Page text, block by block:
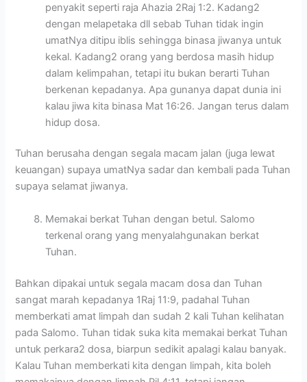
penyakit seperti raja Ahazia 2Raj 1:2. Kadang2
dengan melapetaka dll sebab Tuhan tidak ingin
umatNya ditipu iblis sehingga binasa jiwanya untuk
kekal. Kadang2 orang yang berdosa masih hidup
dalam kelimpahan, tetapi itu bukan berarti Tuhan
berkenan kepadanya. Apa gunanya dapat dunia ini
kalau jiwa kita binasa Mat 16:26. Jangan terus dalam
hidup dosa.
Tuhan berusaha dengan segala macam jalan (juga lewat
keuangan) supaya umatNya sadar dan kembali pada Tuhan
supaya selamat jiwanya.
Memakai berkat Tuhan dengan betul. Salomo
terkenal orang yang menyalahgunakan berkat
Tuhan.
Bahkan dipakai untuk segala macam dosa dan Tuhan
sangat marah kepadanya 1Raj 11:9, padahal Tuhan
memberkati amat limpah dan sudah 2 kali Tuhan kelihatan
pada Salomo. Tuhan tidak suka kita memakai berkat Tuhan
untuk perkara2 dosa, biarpun sedikit apalagi kalau banyak.
Kalau Tuhan memberkati kita dengan limpah, kita boleh